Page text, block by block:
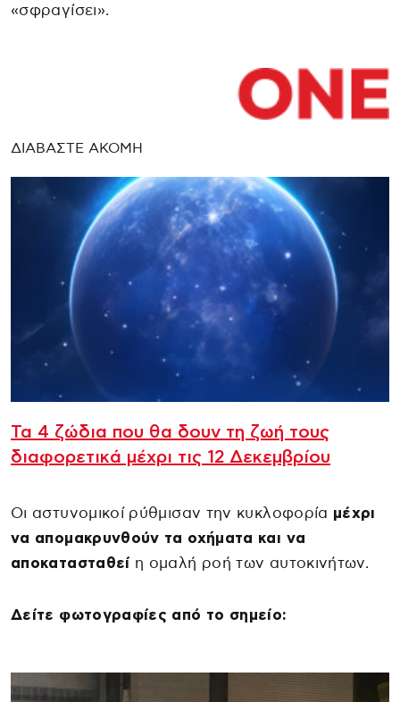
«σφραγίσει».
ΔΙΑΒΑΣΤΕ ΑΚΟΜΗ
Τα 4 ζώδια που θα δουν τη ζωή τους
διαφορετικά μέχρι τις 12 Δεκεμβρίου
Οι αστυνομικοί ρύθμισαν την κυκλοφορία μέχρι
να απομακρυνθούν τα οχήματα και να
αποκατασταθεί η ομαλή ροή των αυτοκινήτων.
Δείτε φωτογραφίες από το σημείο: